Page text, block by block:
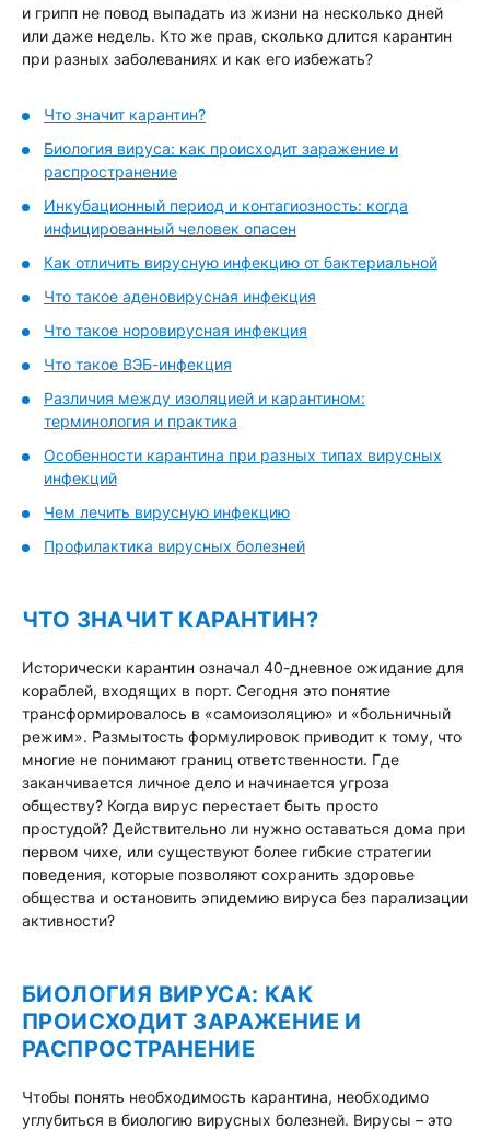
и грипп не повод выпадать из жизни на несколько дней
или даже недель. Кто же прав, сколько длится карантин
при разных заболеваниях и как его избежать?
Что значит карантин?
Биология вируса: как происходит заражение и
распространение
Инкубационный период и контагиозность: когда
инфицированный человек опасен
Как отличить вирусную инфекцию от бактериальной
Что такое аденовирусная инфекция
Что такое норовирусная инфекция
Что такое ВЭБ-инфекция
Различия между изоляцией и карантином:
терминология и практика
Особенности карантина при разных типах вирусных
инфекций
Чем лечить вирусную инфекцию
Профилактика вирусных болезней
ЧТО ЗНАЧИТ КАРАНТИН?
Исторически карантин означал 40-дневное ожидание для
кораблей, входящих в порт. Сегодня это понятие
трансформировалось в «самоизоляцию» и «больничный
режим». Размытость формулировок приводит к тому, что
многие не понимают границ ответственности. Где
заканчивается личное дело и начинается угроза
обществу? Когда вирус перестает быть просто
простудой? Действительно ли нужно оставаться дома при
первом чихе, или существуют более гибкие стратегии
поведения, которые позволяют сохранить здоровье
общества и остановить эпидемию вируса без парализации
активности?
БИОЛОГИЯ ВИРУСА: КАК
ПРОИСХОДИТ ЗАРАЖЕНИЕ И
РАСПРОСТРАНЕНИЕ
Чтобы понять необходимость карантина, необходимо
углубиться в биологию вирусных болезней. Вирусы – это